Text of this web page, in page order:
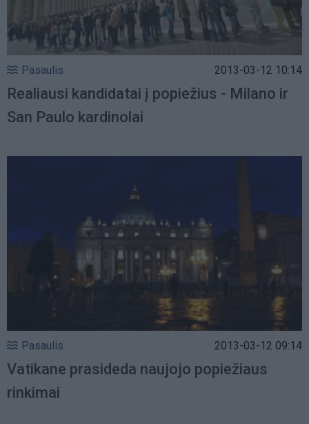
Pasaulis 2013-03-12 10:14
Realiausi kandidatai į popiežius - Milano ir
San Paulo kardinolai
Pasaulis 2013-03-12 09:14
Vatikane prasideda naujojo popiežiaus
rinkimai